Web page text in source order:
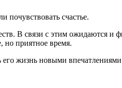
почувствовать счастье.
В связи с этим ожидаются и
но приятное время.
его жизнь новыми